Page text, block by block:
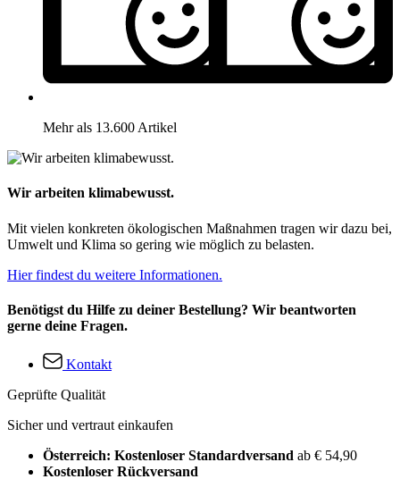
Mehr als 13.600 Artikel
Wir arbeiten klimabewusst.
Mit vielen konkreten ökologischen Maßnahmen tragen wir dazu bei,
Umwelt und Klima so gering wie möglich zu belasten.
Hier findest du weitere Informationen.
Benötigst du Hilfe zu deiner Bestellung? Wir beantworten
gerne deine Fragen.
Kontakt
Geprüfte Qualität
Sicher und vertraut einkaufen
Österreich: Kostenloser Standardversand ab € 54,90
Kostenloser Rückversand